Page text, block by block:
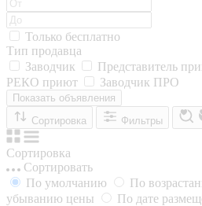
Только бесплатно
Тип продавца
Заводчик
Представитель
РЕКО приют
Заводчик ПРО
Показать объявления
Сортировка
Фильтры
Сортировка
Сортировать
По умолчанию
По
убыванию цены
По дате